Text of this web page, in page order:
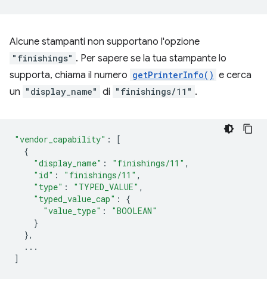
Alcune stampanti non supportano l'opzione
"finishings" . Per sapere se la tua stampante lo
supporta, chiama il numero getPrinterInfo() e cerca
un "display_name" di "finishings/11" .
"vendor_capability" :
[
{
"display_name" : "finishings/11" ,
"id" : "finishings/11" ,
"type" : "TYPED_VALUE" ,
"typed_value_cap" :
{
"value_type" :
"BOOLEAN"
}
},
...
]